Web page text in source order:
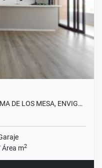
DE LOS MESA, ENVIG…
Área m2